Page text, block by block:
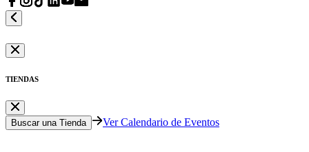
TIENDAS
Buscar una Tienda Ver Calendario de Eventos